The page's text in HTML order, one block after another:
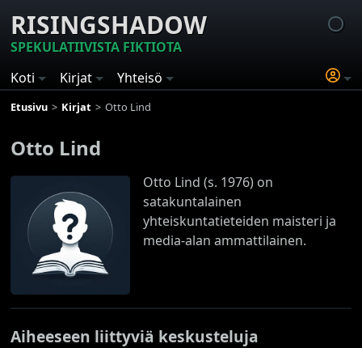
RISINGSHADOW
SPEKULATIIVISTA FIKTIOTA
Koti
Kirjat Yhteisö
Etusivu Kirjat Otto Lind
Otto Lind
Otto Lind (s. 1976) on
satakuntalainen
yhteiskuntatieteiden maisteri ja
media-alan ammattilainen.
Aiheeseen liittyviä keskusteluja